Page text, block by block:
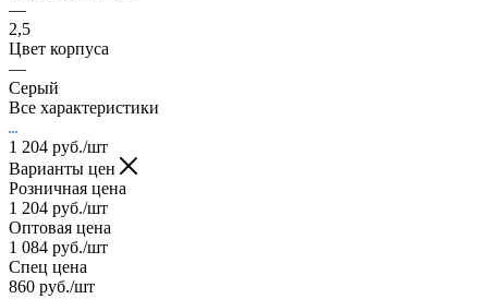
—
2,5
Цвет корпуса
—
Серый
Все характеристики
1 204 руб./шт
Варианты цен
Розничная цена
1 204 руб./шт
Оптовая цена
1 084 руб./шт
Спец цена
860 руб./шт